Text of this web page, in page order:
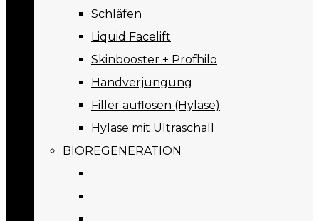
Schläfen
Liquid Facelift
Skinbooster + Profhilo
Handverjüngung
Filler auflösen (Hylase)
Hylase mit Ultraschall
BIOREGENERATION